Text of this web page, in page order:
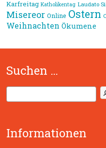
Karfreitag Katholikentag Laudato Si
Misereor Online Ostern
Weihnachten Ökumene
Suchen …
u
e
n
Informationen